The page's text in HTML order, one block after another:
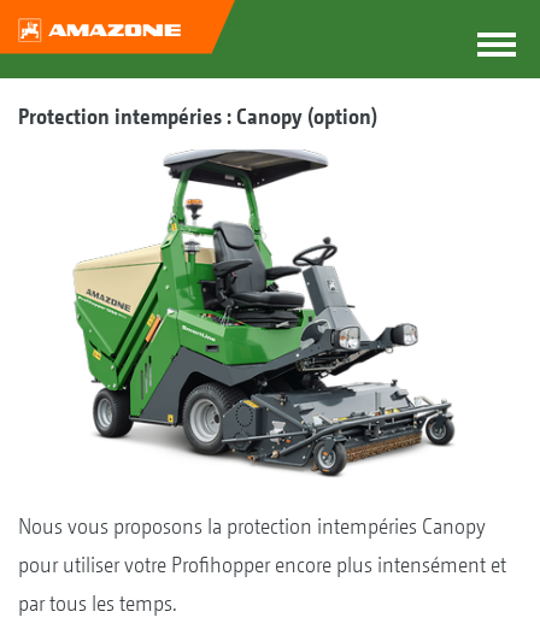
Protection intempéries : Canopy (option)
Nous vous proposons la protection intempéries Canopy
pour utiliser votre Profihopper encore plus intensément et
par tous les temps.